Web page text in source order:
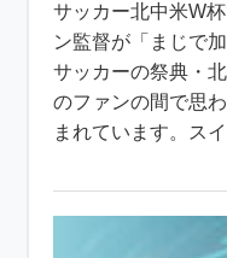
サッカー北中米W
ン監督が「まじで
サッカーの祭典・
のファンの間で思
まれています。ス